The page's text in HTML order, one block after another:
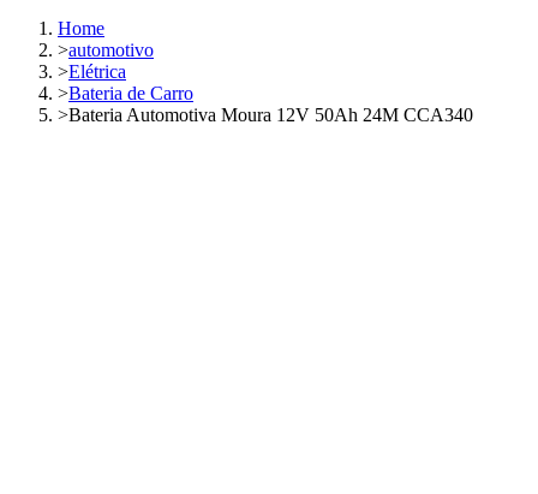
Home
>automotivo
>Elétrica
>Bateria de Carro
>Bateria Automotiva Moura 12V 50Ah 24M CCA340